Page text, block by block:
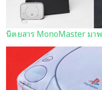
นิตยสาร MonoMaster มา